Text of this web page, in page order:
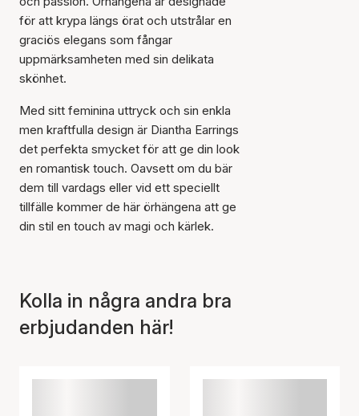
Artikeln har lagts till i
för att krypa längs örat och utstrålar en
graciös elegans som fångar
uppmärksamheten med sin delikata
skönhet.
Med sitt feminina uttryck och sin enkla
men kraftfulla design är Diantha Earrings
det perfekta smycket för att ge din look
en romantisk touch. Oavsett om du bär
dem till vardags eller vid ett speciellt
tillfälle kommer de här örhängena att ge
din stil en touch av magi och kärlek.
Kolla in några andra bra
erbjudanden här!